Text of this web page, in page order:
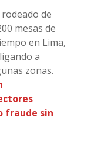
de
mesas de
en Lima,
a
zonas.
fraude sin